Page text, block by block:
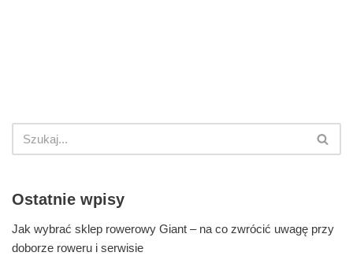
Ostatnie wpisy
Jak wybrać sklep rowerowy Giant – na co zwrócić uwagę przy
doborze roweru i serwisie